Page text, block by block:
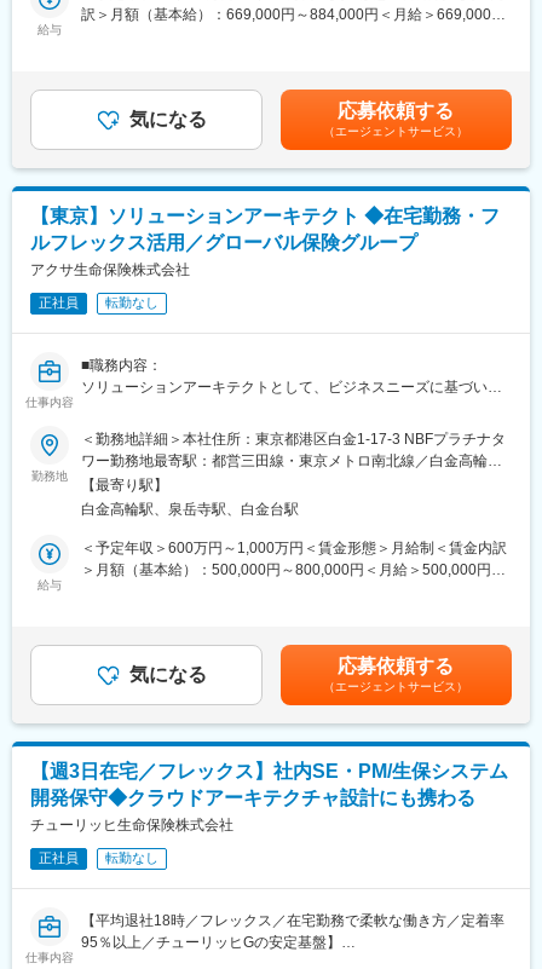
内システムを自社で開発しています。
■ポジションの魅力：
・業務拡大フェーズにつき、積極的なIT投資を実施しています。
・穏やかな社風から組織内の風通しも良く、主体的に動ける環境
です。
・残業月30時間程度でワークライフバランス◎
・週2回程度の在宅勤務可能
■研修制度：
IT部門の社員は、年1回（1日～2日研修が中心）受講し、自身の技
術向上に努めています。
変更の範囲：会社の定める業務
（商品開発に関しては、プログラム・マネジメント・オフィス機
能を常時提供し、ビジネス部門とIT部門の円滑な協業による
■部署ミッション：
・将来の運用収益の拡大実現に向けた資産運用系商品の販売拡大
・会社の安定的成長を実現に向けた死亡保障系商品を中心とし
・より一層の業務効率化によるコスト削減、資産運用力の向上
・お客さま本位の業務運営を引き続き発展させ、業務・サービス
品質の高さと寄り添いによって選ばれる会社の実現
・堅調な業績を背景にITに積極的に投資をしています。
様々な開発言語、プラットフォームのシステムが稼働し、保守開
き、システム開発を継続しています。
また、テスト自動化やオフショア推進など、IT本部自体の改善活
り組みも行っています。他にも、先進技術のビジネス活用やなど
様々な取り組みを行っています。
IT本部は、独自の評価制度があり、ITエンジニアのスキル、成果が
正しく処遇に反映されます。
■業務のやりがい：
・生命保険の全体的な体系・知識を実務を通して身に付けること
・当社の戦略を知り、商品開発企画・導入計画策定を実務として
身に付けることができます。
■配属予定チーム人員数（商品開発およびビジネスリレーションユ
ニット）：4名 ※2026年3月時点
変更の範囲：会社の定める業務（ただし、出向取扱規程に従って
出向を命じることがあり、その場合は出向先の定める業務）
給与
訳＞月額（基本給）：669,000円～884,000円＜月給＞669,000円
性があります。月給(月額)は固定手当を含めた表記です。
気になる 応募依頼する
（エージェントサービス）
【東京】ソリューションアーキテクト ◆在宅勤務・フ
ルフレックス活用／グローバル保険グループ
アクサ生命保険株式会社
正社員 転勤なし
仕事内容
■職務内容：
ソリューションアーキテクトとして、ビジネスニーズに基づいた
＜具体的な業務内容＞
・ビジネスニーズに基づく最適なITソリューションの設計
・他のソリューションアーキテクトとの連携による、IT戦略・ア
ーキテクチャロードマップとの整合性確保
・既存IT資産の再利用促進による価値提供の高速化と重複・無駄
の削減
・エンタープライズアーキテクトおよびトライブメンバーと協力
・スクワッド内の開発者・運用担当者への技術的サポート、具体
的なソリューションの提示
・プラットフォームアーキテクトとの協働による、主要技術や最
実にするための設計とレビュー
・多文化なグローバル環境の中で、会社のIT戦略に直接影響を与
え、デジタル変革・保険ビジネスのモダナイゼーションを推進
アクサ生命はアクサのメンバーカンパニーとして 1994 年に設立
されました。アクサが世界で培ってきた知識と経験を活かし、
す。1934年の日本団体生命創業以来築いてきた全国 511 の商工会
議所、民間企業、官公庁とのパートナーシップを通じて、死亡保
勤務地
＜勤務地詳細＞本社住所：東京都港区白金1-17-3 NBFプラチナタ
ワー勤務地最寄駅：都営三田線・東京メトロ南北線／白金高輪駅
受動喫煙対策：屋内喫煙可能場所あり
【最寄り駅】
白金高輪駅、泉岳寺駅、白金台駅
給与
＜予定年収＞600万円～1,000万円＜賃金形態＞月給制＜賃金内訳
＞月額（基本給）：500,000円～800,000円＜月給＞500,000円～
気になる 応募依頼する
（エージェントサービス）
【週3日在宅／フレックス】社内SE・PM/生保システム
開発保守◆クラウドアーキテクチャ設計にも携わる
チューリッヒ生命保険株式会社
正社員 転勤なし
仕事内容
【平均退社18時／フレックス／在宅勤務で柔軟な働き方／定着率
95％以上／チューリッヒGの安定基盤】